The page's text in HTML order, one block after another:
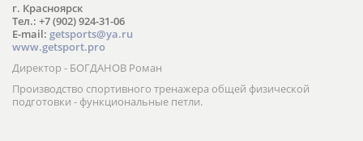
г. Красноярск
Тел.: +7 (902) 924-31-06
E-mail: getsports@ya.ru
www.getsport.pro
Директор - БОГДАНОВ Роман
Производство спортивного тренажера общей физической
подготовки - функциональные петли.